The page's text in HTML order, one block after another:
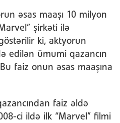
əsas maaşı 10 milyon
şirkəti ilə
ki, aktyorun
edilən ümumi qazancın
faiz onun əsas maaşına
faiz əldə
ci ildə ilk “Marvel” filmi